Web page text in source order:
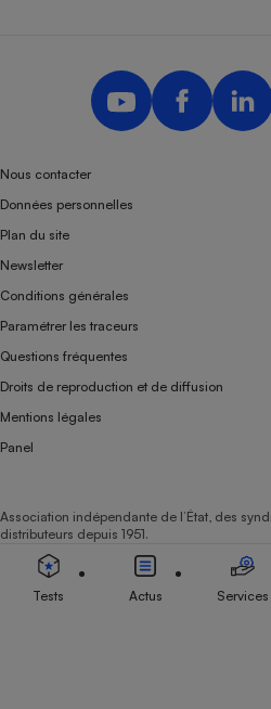
Nous contacter
Données personnelles
Plan du site
Newsletter
Conditions générales
Paramétrer les traceurs
Questions fréquentes
Droits de reproduction et de diffusion
Mentions légales
Panel
Association indépendante de l’État, des
distributeurs depuis 1951.
Tests Actus Services